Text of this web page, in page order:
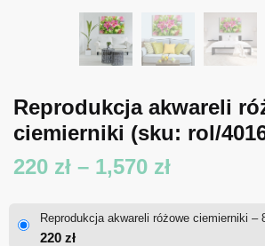
Reprodukcja akwareli
ciemierniki (sku: rol/
220 zł – 1,570 złZakres
Reprodukcja akwareli różowe ciemierniki –
220 zł